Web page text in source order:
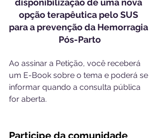
opção terapêutica pelo SUS
para a prevenção da Hemorragia
Pós-Parto
Ao assinar a Petição, você receberá
um E-Book sobre o tema e poderá se
informar quando a consulta pública
for aberta.
Participe da comunidade